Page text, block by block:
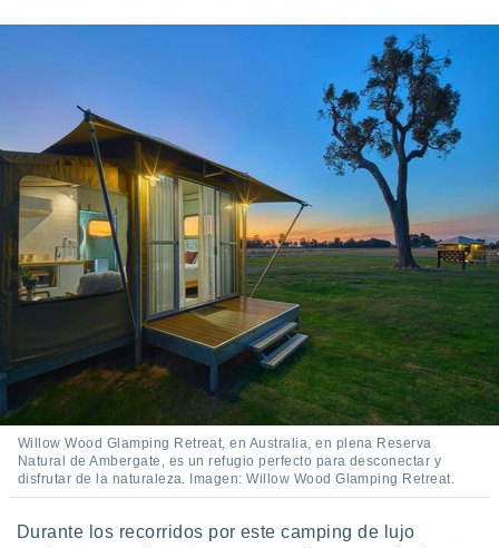
Willow Wood Glamping Retreat, en Australia, en plena Reserva
Natural de Ambergate, es un refugio perfecto para desconectar y
disfrutar de la naturaleza. Imagen: Willow Wood Glamping Retreat.
Durante los recorridos por este camping de lujo